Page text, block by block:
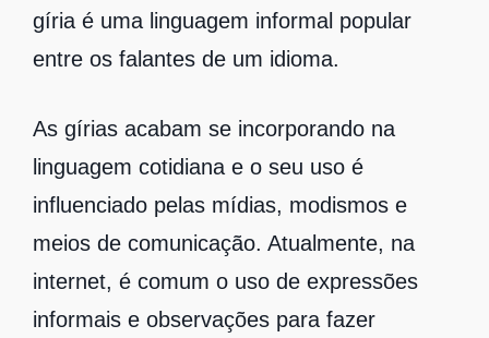
gíria é uma linguagem informal popular
entre os falantes de um idioma.
As gírias acabam se incorporando na
linguagem cotidiana e o seu uso é
influenciado pelas mídias, modismos e
meios de comunicação. Atualmente, na
internet, é comum o uso de expressões
informais e observações para fazer